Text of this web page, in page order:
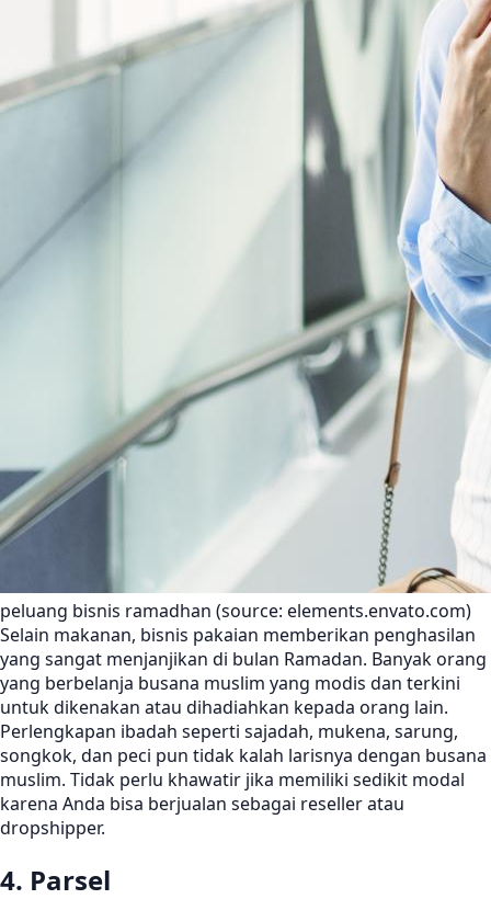
peluang bisnis ramadhan (source: elements.envato.com)
Selain makanan, bisnis pakaian memberikan penghasilan
yang sangat menjanjikan di bulan Ramadan. Banyak orang
yang berbelanja busana muslim yang modis dan terkini
untuk dikenakan atau dihadiahkan kepada orang lain.
Perlengkapan ibadah seperti sajadah, mukena, sarung,
songkok, dan peci pun tidak kalah larisnya dengan busana
muslim. Tidak perlu khawatir jika memiliki sedikit modal
karena Anda bisa berjualan sebagai reseller atau
dropshipper.
4. Parsel